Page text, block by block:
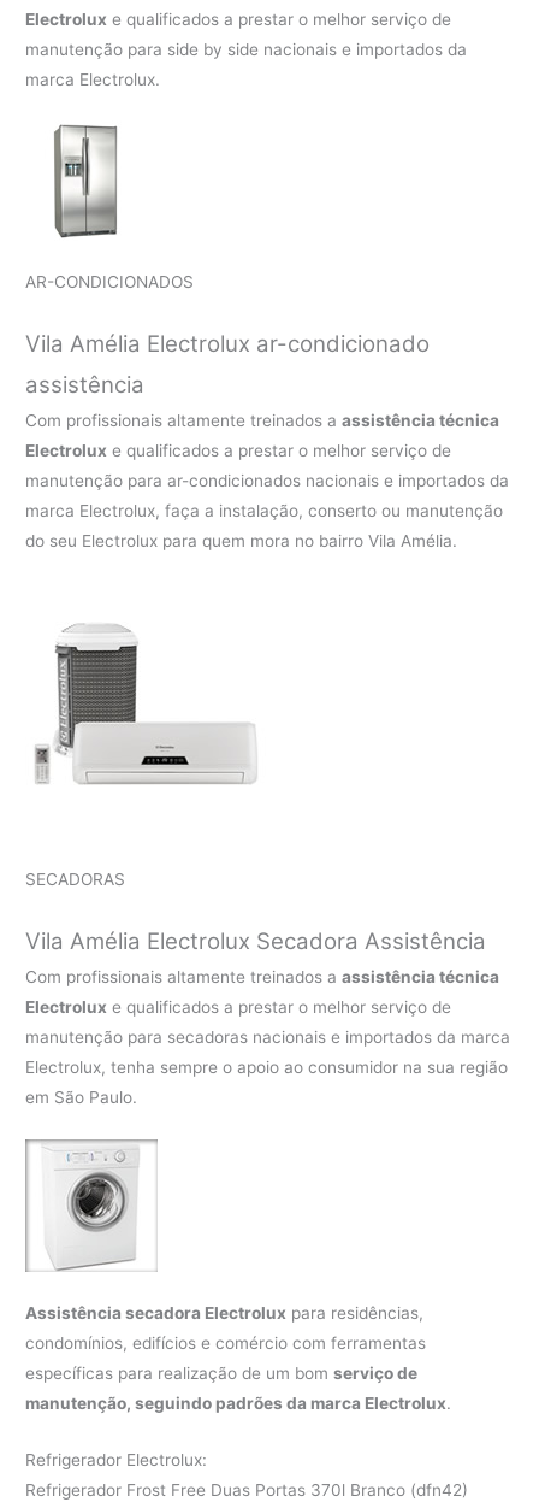
Electrolux e qualificados a prestar o melhor serviço de
manutenção para side by side nacionais e importados da
marca Electrolux.
AR-CONDICIONADOS
Vila Amélia Electrolux ar-condicionado
assistência
Com profissionais altamente treinados aassistência técnica
Electrolux e qualificados a prestar o melhor serviço de
manutenção para ar-condicionados nacionais e importados da
marca Electrolux, faça a instalação, conserto ou manutenção
do seu Electrolux para quem mora no bairro Vila Amélia.
SECADORAS
Vila Amélia Electrolux Secadora Assistência
Com profissionais altamente treinados aassistência técnica
Electrolux e qualificados a prestar o melhor serviço de
manutenção para secadoras nacionais e importados da marca
Electrolux, tenha sempre o apoio ao consumidor na sua região
em São Paulo.
Assistência secadora Electrolux para residências,
condomínios, edifícios e comércio com ferramentas
específicas para realização de um bomserviço de
manutenção, seguindo padrões da marca Electrolux.
Refrigerador Electrolux:
Refrigerador Frost Free Duas Portas 370l Branco (dfn42)